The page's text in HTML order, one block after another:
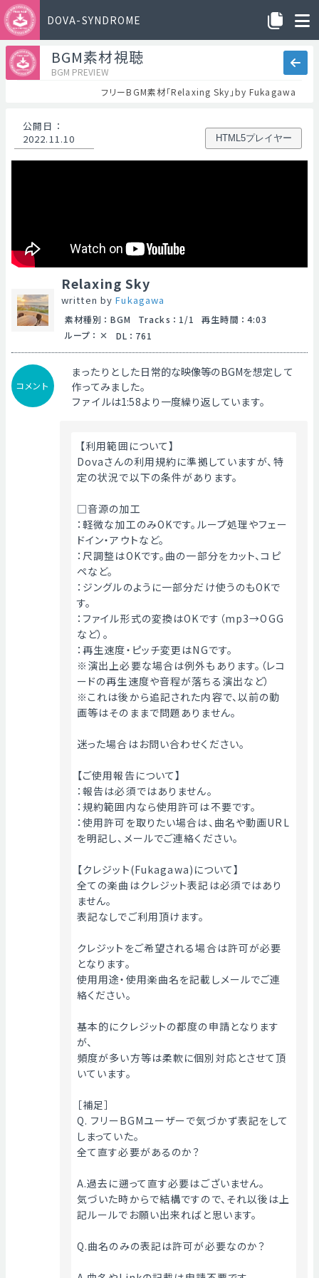
DOVA-SYNDROME
BGM素材視聴
BGM PREVIEW
フリーBGM素材「Relaxing Sky」by Fukagawa
公開日 ：
2022.11.10
HTML5プレイヤー
Relaxing Sky
written byFukagawa
素材種別 ： BGM Tracks ： 1/1 再生時間 ： 4:03
ループ ： DL ： 761
コメント
まったりとした日常的な映像等のBGMを想定して
作ってみました。
ファイルは1:58より一度繰り返しています。
【利用範囲について】
Dovaさんの利用規約に準拠していますが、特
定の状況で以下の条件があります。
□音源の加工
：軽微な加工のみOKです。ループ処理やフェー
ドイン・アウトなど。
：尺調整はOKです。曲の一部分をカット、コピ
ペなど。
：ジングルのように一部分だけ使うのもOKで
す。
：ファイル形式の変換はOKです（mp3→OGG
など）。
：再生速度・ピッチ変更はNGです。
※演出上必要な場合は例外もあります。（レコ
ードの再生速度や音程が落ちる演出など）
※これは後から追記された内容で、以前の動
画等はそのままで問題ありません。
迷った場合はお問い合わせください。
【ご使用報告について】
：報告は必須ではありません。
：規約範囲内なら使用許可は不要です。
：使用許可を取りたい場合は、曲名や動画URL
を明記し、メールでご連絡ください。
【クレジット(Fukagawa)について】
全ての楽曲はクレジット表記は必須ではあり
ません。
表記なしでご利用頂けます。
クレジットをご希望される場合は許可が必要
となります。
使用用途・使用楽曲名を記載しメールでご連
絡ください。
基本的にクレジットの都度の申請となります
が、
頻度が多い方等は柔軟に個別対応とさせて頂
いています。
［補足］
Q. フリーBGMユーザーで気づかず表記をして
しまっていた。
全て直す必要があるのか？
A.過去に遡って直す必要はございません。
気づいた時からで結構ですので、それ以後は上
記ルールでお願い出来ればと思います。
Q.曲名のみの表記は許可が必要なのか？